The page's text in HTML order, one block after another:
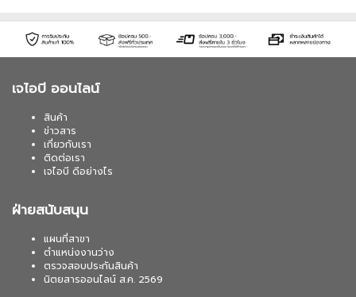
เจไอบี ออนไลน์
สินค้า
ข่าวสาร
เกี่ยวกับเรา
ติดต่อเรา
เจไอบี ดีอย่างไร
ฝ่ายสนับสนุน
แผนที่สาขา
ตำแหน่งงานว่าง
ตรวจสอบประกันสินค้า
นิตยสารออนไลน์ ส.ค. 2569